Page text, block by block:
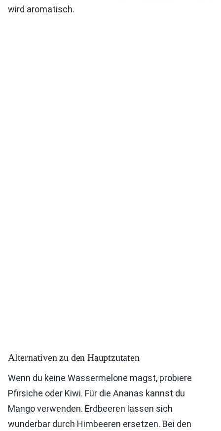
wird aromatisch.
Alternativen zu den Hauptzutaten
Wenn du keine Wassermelone magst, probiere
Pfirsiche oder Kiwi. Für die Ananas kannst du
Mango verwenden. Erdbeeren lassen sich
wunderbar durch Himbeeren ersetzen. Bei den